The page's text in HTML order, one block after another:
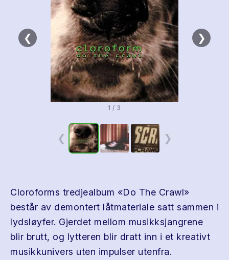
❮ ❯
1 / 3
❮ ❯
Cloroforms tredjealbum «Do The Crawl»
består av demontert låtmateriale satt sammen i
lydsløyfer. Gjerdet mellom musikksjangrene
blir brutt, og lytteren blir dratt inn i et kreativt
musikkunivers uten impulser utenfra.